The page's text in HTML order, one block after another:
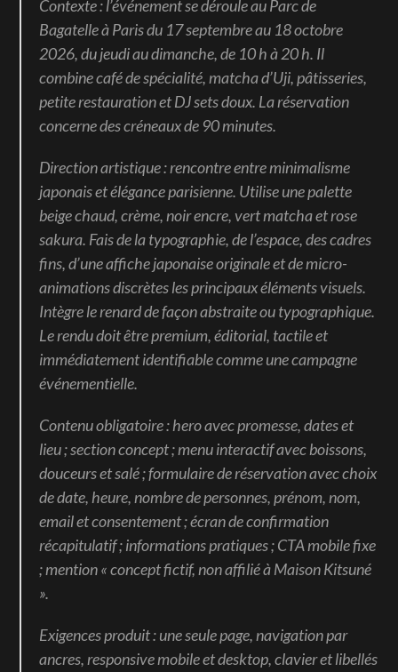
Contexte : l’événement se déroule au Parc de
Bagatelle à Paris du 17 septembre au 18 octobre
2026, du jeudi au dimanche, de 10 h à 20 h. Il
combine café de spécialité, matcha d’Uji, pâtisseries,
petite restauration et DJ sets doux. La réservation
concerne des créneaux de 90 minutes.
Direction artistique : rencontre entre minimalisme
japonais et élégance parisienne. Utilise une palette
beige chaud, crème, noir encre, vert matcha et rose
sakura. Fais de la typographie, de l’espace, des cadres
fins, d’une affiche japonaise originale et de micro-
animations discrètes les principaux éléments visuels.
Intègre le renard de façon abstraite ou typographique.
Le rendu doit être premium, éditorial, tactile et
immédiatement identifiable comme une campagne
événementielle.
Contenu obligatoire : hero avec promesse, dates et
lieu ; section concept ; menu interactif avec boissons,
douceurs et salé ; formulaire de réservation avec choix
de date, heure, nombre de personnes, prénom, nom,
email et consentement ; écran de confirmation
récapitulatif ; informations pratiques ; CTA mobile fixe
; mention « concept fictif, non affilié à Maison Kitsuné
».
Exigences produit : une seule page, navigation par
ancres, responsive mobile et desktop, clavier et libellés